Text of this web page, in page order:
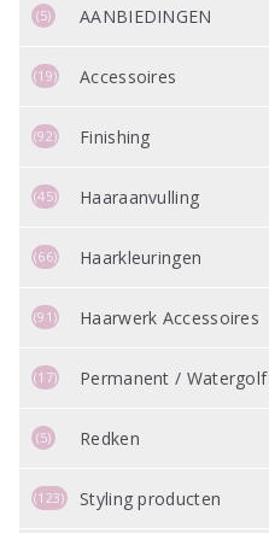
AANBIEDINGEN
(5)
Accessoires
(19)
Finishing
(92)
Haaraanvulling
(45)
Haarkleuringen
(66)
Haarwerk Accessoires
(91)
Permanent / Watergolf
(17)
Redken
(5)
Styling producten
(123)